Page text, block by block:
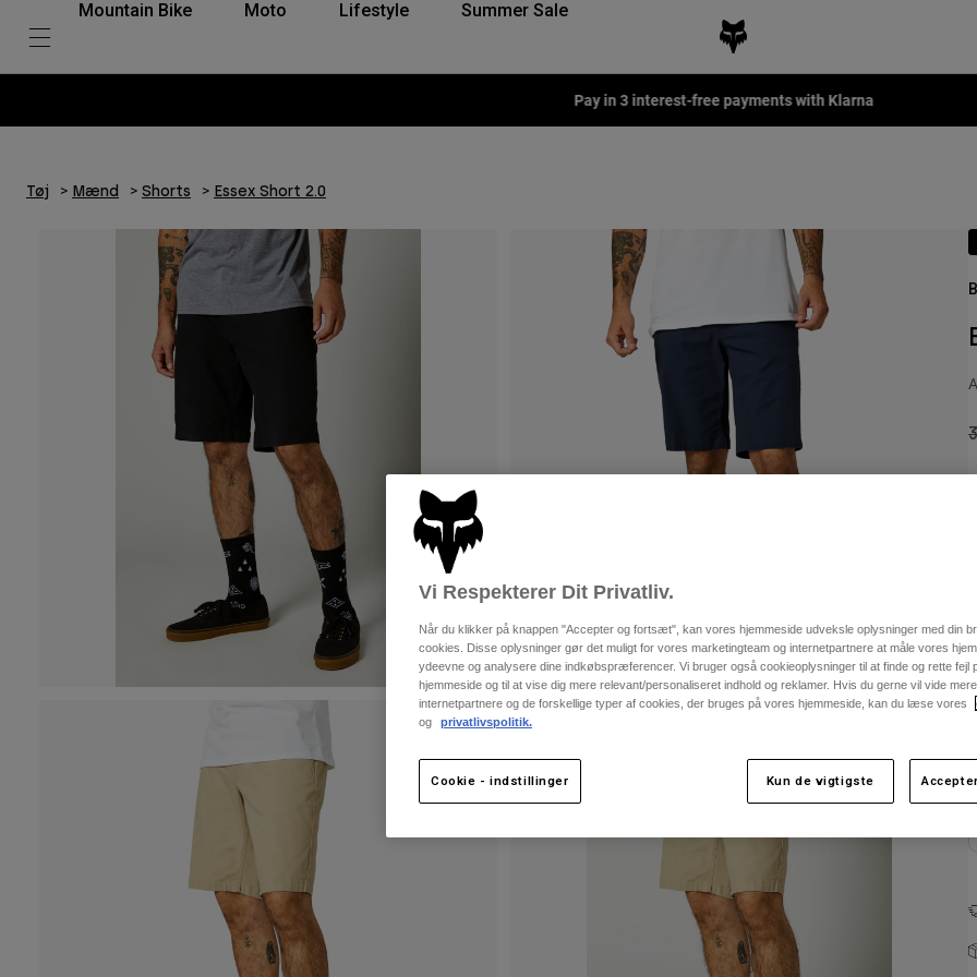
Mountain Bike Moto Lifestyle Summer Sale
Pay in 3 interest-free payments with Klarna
Tøj Mænd Shorts Essex Short 2.0
Vi Respekterer Dit Privatliv.
Når du klikker på knappen "Accepter og fortsæt", kan vores hjemmeside udveksle oplysninger med din
cookies. Disse oplysninger gør det muligt for vores marketingteam og internetpartnere at måle vores
ydeevne og analysere dine indkøbspræferencer. Vi bruger også cookieoplysninger til at finde og rette fejl
hjemmeside og til at vise dig mere relevant/personaliseret indhold og reklamer. Hvis du gerne vil vide
internetpartnere og de forskellige typer af cookies, der bruges på vores hjemmeside, kan du læse vores
og
privatlivspolitik.
Cookie - indstillinger Kun de vigtigste